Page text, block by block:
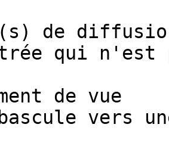
de
qui n'est
de
vers